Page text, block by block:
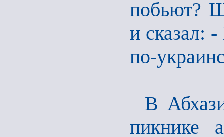
побьют?
и сказал:
по-
В
пикнике